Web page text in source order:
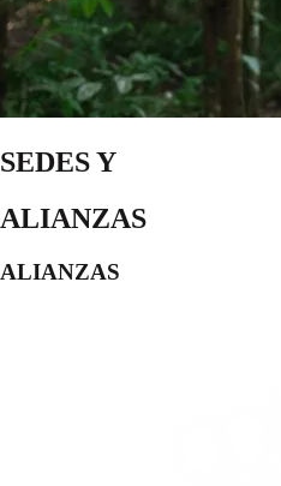
SEDES Y
ALIANZAS
ALIANZAS